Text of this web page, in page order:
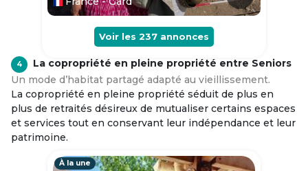
Voir les 237 annonces
4
La copropriété en pleine propriété entre Seniors
Un mode d’habitat partagé adapté au vieillissement.
La copropriété en pleine propriété séduit de plus en
plus de retraités désireux de mutualiser certains espaces
et services tout en conservant leur indépendance et leur
patrimoine.
À la une